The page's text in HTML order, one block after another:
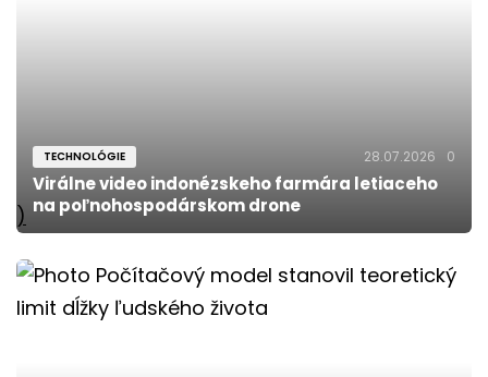
)
TECHNOLÓGIE 28.07.2026 0
Virálne video indonézskeho farmára letiaceho
na poľnohospodárskom drone